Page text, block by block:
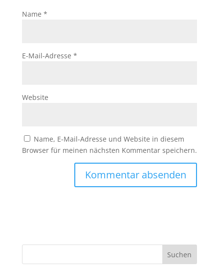
Name *
E-Mail-Adresse *
Website
Name, E-Mail-Adresse und Website in diesem
Browser für meinen nächsten Kommentar speichern.